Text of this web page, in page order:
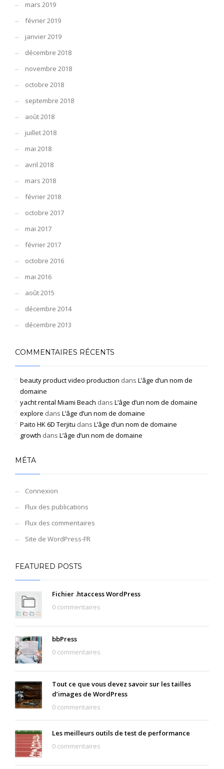
mars 2019
février 2019
janvier 2019
décembre 2018
novembre 2018
octobre 2018
septembre 2018
août 2018
juillet 2018
mai 2018
avril 2018
mars 2018
février 2018
octobre 2017
mai 2017
février 2017
octobre 2016
mai 2016
août 2015
décembre 2014
décembre 2013
COMMENTAIRES RÉCENTS
beauty product video production dans L’âge d’un nom de
domaine
yacht rental Miami Beach dans L’âge d’un nom de domaine
explore dans L’âge d’un nom de domaine
Paito HK 6D Terjitu dans L’âge d’un nom de domaine
growth dans L’âge d’un nom de domaine
MÉTA
Connexion
Flux des publications
Flux des commentaires
Site de WordPress-FR
FEATURED POSTS
Fichier .htaccess WordPress
0 commentaires
bbPress
0 commentaires
Tout ce que vous devez savoir sur les tailles
d’images de WordPress
0 commentaires
Les meilleurs outils de test de performance
0 commentaires